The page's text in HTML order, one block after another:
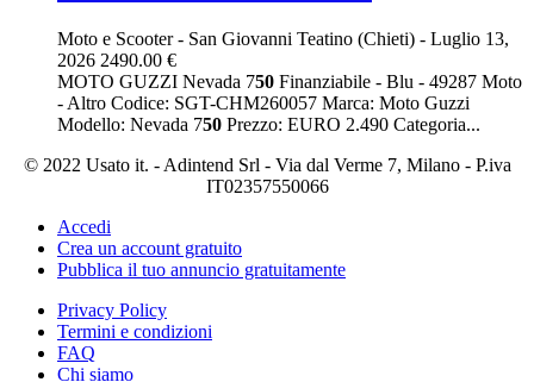
Moto e Scooter- San Giovanni Teatino (Chieti) - Luglio 13,
2026 2490.00 €
MOTO GUZZI Nevada 750 Finanziabile - Blu - 49287 Moto
- Altro Codice: SGT-CHM260057 Marca: Moto Guzzi
Modello: Nevada 750 Prezzo: EURO 2.490 Categoria...
© 2022 Usato it. - Adintend Srl - Via dal Verme 7, Milano - P.iva
IT02357550066
Accedi
Crea un account gratuito
Pubblica il tuo annuncio gratuitamente
Privacy Policy
Termini e condizioni
FAQ
Chi siamo